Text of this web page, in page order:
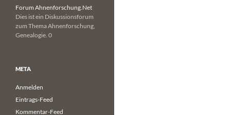
Forum Ahnenforschung.Net
Dies ist ein Diskussionsforum
zum Thema Ahnenforschung,
Genealogie. 0
META
Anmelden
Eintrags-Feed
Kommentar-Feed